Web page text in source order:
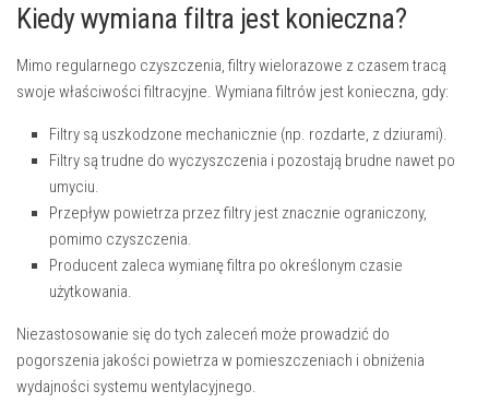
Kiedy wymiana filtra jest konieczna?
Mimo regularnego czyszczenia, filtry wielorazowe z czasem tracą
swoje właściwości filtracyjne. Wymiana filtrów jest konieczna, gdy:
Filtry są uszkodzone mechanicznie (np. rozdarte, z dziurami).
Filtry są trudne do wyczyszczenia i pozostają brudne nawet po
umyciu.
Przepływ powietrza przez filtry jest znacznie ograniczony,
pomimo czyszczenia.
Producent zaleca wymianę filtra po określonym czasie
użytkowania.
Niezastosowanie się do tych zaleceń może prowadzić do
pogorszenia jakości powietrza w pomieszczeniach i obniżenia
wydajności systemu wentylacyjnego.